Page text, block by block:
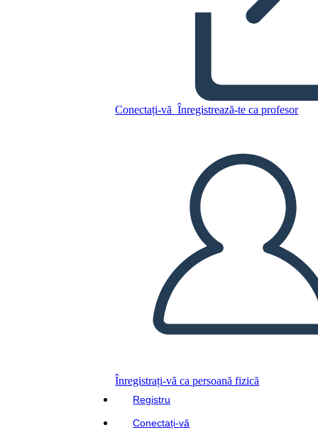
Conectați-vă Înregistrează-te ca profesor
Înregistrați-vă ca persoană fizică
Registru
Conectați-vă
Copiați acest Storyboard
REDAȚI PREZENTAREA DE DIAPOZITIVE
CITESTE-MI